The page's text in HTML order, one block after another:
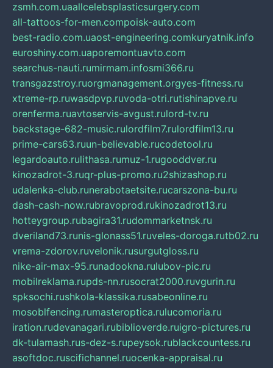
zsmh.com.uaallcelebsplasticsurgery.com
all-tattoos-for-men.compoisk-auto.com
best-radio.com.uaost-engineering.comkuryatnik.info
euroshiny.com.uaporemontuavto.com
searchus-nauti.rumirmam.infosmi366.ru
transgazstroy.ruorgmanagement.orgyes-fitness.ru
xtreme-rp.ruwasdpvp.ruvoda-otri.rutishinapve.ru
orenferma.ruavtoservis-avgust.rulord-tv.ru
backstage-682-music.rulordfilm7.rulordfilm13.ru
prime-cars63.ruun-believable.rucodetool.ru
legardoauto.rulithasa.rumuz-1.rugooddver.ru
kinozadrot-3.ruqr-plus-promo.ru2shizashop.ru
udalenka-club.runerabotaetsite.rucarszona-bu.ru
dash-cash-now.rubravoprod.rukinozadrot13.ru
hotteygroup.rubagira31.rudommarketnsk.ru
dveriland73.runis-glonass51.ruveles-doroga.rutb02.ru
vrema-zdorov.ruvelonik.rusurgutgloss.ru
nike-air-max-95.runadookna.rulubov-pic.ru
mobilreklama.rupds-nn.rusocrat2000.ruvgurin.ru
spksochi.rushkola-klassika.rusabeonline.ru
mosoblfencing.rumasteroptica.rulucomoria.ru
iration.rudevanagari.rubiblioverde.ruigro-pictures.ru
dk-tulamash.rus-dez-s.rupeysok.rublackcountess.ru
asoftdoc.ruscifichannel.ruocenka-appraisal.ru